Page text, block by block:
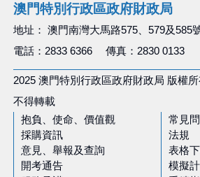
澳門特別行政區政府財政局
地址： 澳門南灣大馬路575、579及585
電話：2833 6366 傳真：2830 0133
2025 澳門特別行政區政府財政局 版權
不得轉載
抱負、使命、價值觀
採購資訊
意見、舉報及查詢
開考通告
常見
法規
表格
模擬